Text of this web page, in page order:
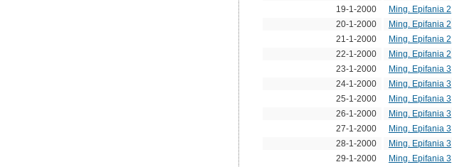
19-1-2000
Ming. Epifania 2
20-1-2000
Ming. Epifania 2
21-1-2000
Ming. Epifania 2
22-1-2000
Ming. Epifania 2
23-1-2000
Ming. Epifania 3
24-1-2000
Ming. Epifania 3
25-1-2000
Ming. Epifania 3
26-1-2000
Ming. Epifania 3
27-1-2000
Ming. Epifania 3
28-1-2000
Ming. Epifania 3
29-1-2000
Ming. Epifania 3